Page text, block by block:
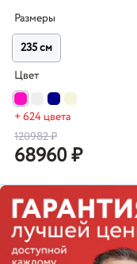
Размеры
235 см
Цвет
+ 624 цвета
120982₽
68960₽